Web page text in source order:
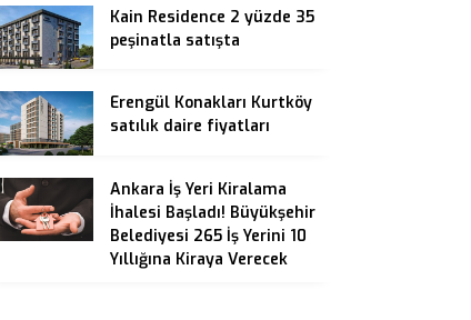
Kain Residence 2 yüzde 35
peşinatla satışta
Erengül Konakları Kurtköy
satılık daire fiyatları
Ankara İş Yeri Kiralama
İhalesi Başladı! Büyükşehir
Belediyesi 265 İş Yerini 10
Yıllığına Kiraya Verecek